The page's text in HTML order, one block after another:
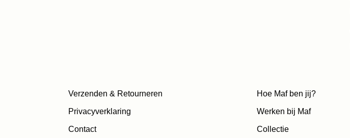
Verzenden & Retourneren
Privacyverklaring
Contact
Hoe Maf ben jij?
Werken bij Maf
Collectie